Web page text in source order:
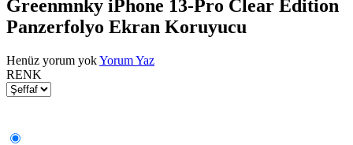
Greenmnky iPhone 13-Pro Clear Edition
Panzerfolyo Ekran Koruyucu
Henüz yorum yokYorum Yaz
RENK